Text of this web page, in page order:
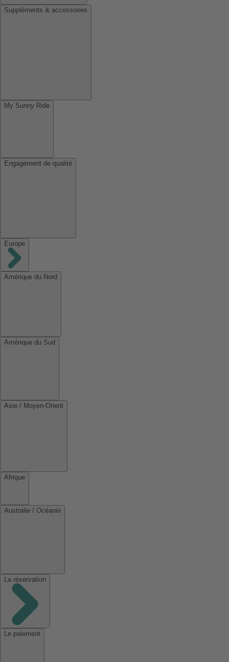
Suppléments & accessoires
My Sunny Ride
Engagement de qualité
Europe
Amérique du Nord
Amérique du Sud
Asie / Moyen-Orient
Afrique
Australie / Océanie
La réservation
Le paiement